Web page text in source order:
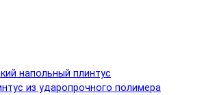
напольный плинтус
из ударопрочного полимера